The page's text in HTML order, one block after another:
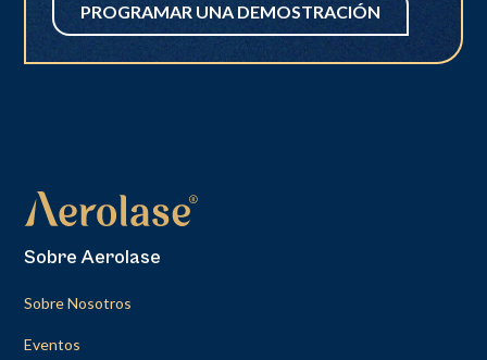
PROGRAMAR UNA DEMOSTRACIÓN
Sobre Aerolase
Sobre Nosotros
Eventos